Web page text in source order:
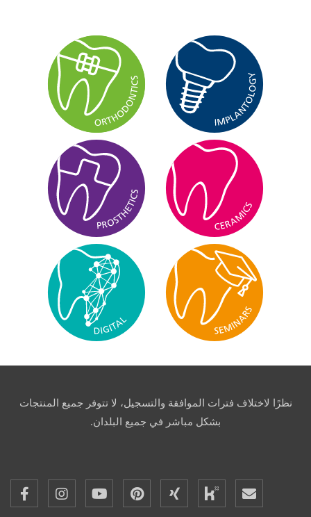
نظرًا لاختلاف فترات الموافقة والتسجيل، لا تتوفر جميع المنتجات
بشكل مباشر في جميع البلدان.